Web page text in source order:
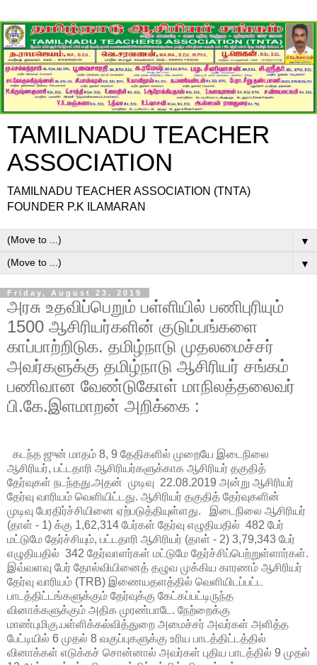
TAMILNADU TEACHER
ASSOCIATION
TAMILNADU TEACHER ASSOCIATION (TNTA)
FOUNDER P.K ILAMARAN
▼
▼
Friday, August 23, 2019
அரசு உதவிப்பெறும் பள்ளியில் பணிபுரியும்
1500 ஆசிரியர்களின் குடும்பங்களை
காப்பாற்றிடுக. தமிழ்நாடு முதலமைச்சர்
அவர்களுக்கு தமிழ்நாடு ஆசிரியர் சங்கம்
பணிவான வேண்டுகோள் மாநிலத்தலைவர்
பி.கே.இளமாறன் அறிக்கை :
கடந்த ஜுன் மாதம் 8, 9 தேதிகளில் முறையே இடைநிலை
ஆசிரியர், பட்டதாரி ஆசிரியர்களுக்காக ஆசிரியர் தகுதித்
தேர்வுகள் நடந்தது.அதன் முடிவு 22.08.2019 அன்று ஆசிரியர்
தேர்வு வாரியம் வெளியிட்டது. ஆசிரியர் தகுதித் தேர்வுகளின்
முடிவு பேரதிர்ச்சியினை ஏற்படுத்தியுள்ளது. இடைநிலை ஆசிரியர்
(தாள் - 1) க்கு 1,62,314 பேர்கள் தேர்வு எழுதியதில் 482 பேர்
மட்டுமே தேர்ச்சியும், பட்டதாரி ஆசிரியர் (தாள் - 2) 3,79,343 பேர்
எழுதியதில் 342 தேர்வாளர்கள் மட்டுமே தேர்ச்சிப்பெற்றுள்ளார்கள்.
இவ்வளவு பேர் தோல்வியினைத் தழுவ முக்கிய காரணம் ஆசிரியர்
தேர்வு வாரியம் (TRB) இணையதளத்தில் வெளியிடப்பட்ட
பாடத்திட்டங்களுக்கும் தேர்வுக்கு கேட்கப்பட்டிருந்த
வினாக்களுக்கும் அதிக முரண்பாடே. நேற்றைக்கு
மாண்புமிகு.பள்ளிக்கல்வித்துறை அமைச்சர் அவர்கள் அளித்த
பேட்டியில் 6 முதல் 8 வகுப்புகளுக்கு உரிய பாடத்திட்டத்தில்
வினாக்கள் எடுக்கச் சொன்னால் அவர்கள் புதிய பாடத்தில் 9 முதல்